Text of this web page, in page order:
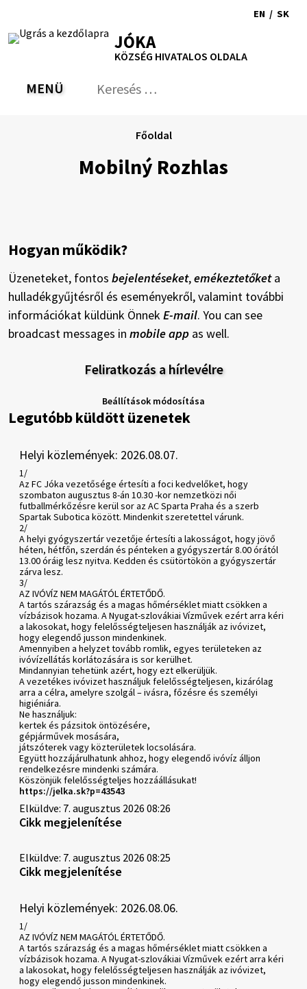
tartalomra
RSS Oldaltérkép
Nyomtatás
EN / SK
JÓKA
KÖZSÉG HIVATALOS OLDALA
VÁLTÁS
MENÜ Keresés:
Mobilný Rozhlas
Főoldal
Hogyan működik?
Üzeneteket, fontos bejelentéseket,emékeztetőketa
hulladékgyűjtésről és eseményekről, valamint további
információkat küldünk ÖnnekE-mail. You can see
broadcast messages in mobile app as well.
Feliratkozás a hírlevélre
Beállítások módosítása
Legutóbb küldött üzenetek
Helyi közlemények: 2026.08.07.
1/
Az FC Jóka vezetősége értesíti a foci kedvelőket, hogy
szombaton augusztus 8-án 10.30 -kor nemzetközi női
futballmérkőzésre kerül sor az AC Sparta Praha és a szerb
Spartak Subotica között. Mindenkit szeretettel várunk.
2/
A helyi gyógyszertár vezetője értesíti a lakosságot, hogy jövő
héten, hétfőn, szerdán és pénteken a gyógyszertár 8.00 órától
13.00 óráig lesz nyitva. Kedden és csütörtökön a gyógyszertár
zárva lesz.
3/
AZ IVÓVÍZ NEM MAGÁTÓL ÉRTETŐDŐ.
A tartós szárazság és a magas hőmérséklet miatt csökken a
vízbázisok hozama. A Nyugat-szlovákiai Vízművek ezért arra kéri
a lakosokat, hogy felelősségteljesen használják az ivóvizet,
hogy elegendő jusson mindenkinek.
Amennyiben a helyzet tovább romlik, egyes területeken az
ivóvízellátás korlátozására is sor kerülhet.
Mindannyian tehetünk azért, hogy ezt elkerüljük.
A vezetékes ivóvizet használjuk felelősségteljesen, kizárólag
arra a célra, amelyre szolgál – ivásra, főzésre és személyi
higiéniára.
Ne használjuk:
kertek és pázsitok öntözésére,
gépjárművek mosására,
játszóterek vagy közterületek locsolására.
Együtt hozzájárulhatunk ahhoz, hogy elegendő ivóvíz álljon
rendelkezésre mindenki számára.
Köszönjük felelősségteljes hozzáállásukat!
https://jelka.sk?p=43543
Elküldve: 7. augusztus 2026 08:26
Cikk megjelenítése
Elküldve: 7. augusztus 2026 08:25
Cikk megjelenítése
Helyi közlemények: 2026.08.06.
1/
AZ IVÓVÍZ NEM MAGÁTÓL ÉRTETŐDŐ.
A tartós szárazság és a magas hőmérséklet miatt csökken a
vízbázisok hozama. A Nyugat-szlovákiai Vízművek ezért arra kéri
a lakosokat, hogy felelősségteljesen használják az ivóvizet,
hogy elegendő jusson mindenkinek.